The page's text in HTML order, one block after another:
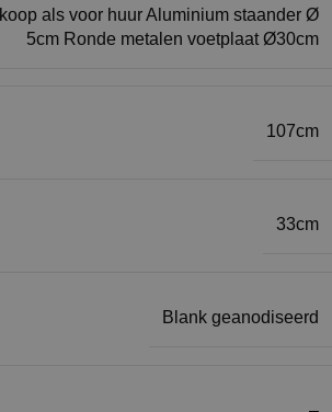
koop als voor huur Aluminium staander Ø
5cm Ronde metalen voetplaat Ø30cm
107cm
33cm
Blank geanodiseerd